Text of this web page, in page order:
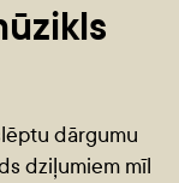
dārgumu
dziļumiem mīl